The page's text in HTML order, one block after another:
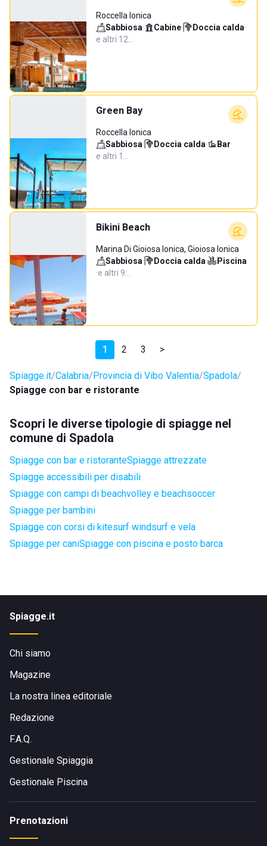
Roccella Ionica
Sabbiosa· Cabine· Doccia calda·
e altri 12…
Green Bay
Roccella Ionica
Sabbiosa· Doccia calda· Bar·
e altri 1…
Bikini Beach
Marina Di Gioiosa Ionica, Gioiosa Ionica
Sabbiosa· Doccia calda·
Piscina
·e altri 9…
1 2 3 >
Spiagge.it Calabria Provincia di Vibo Valentia Spadola
Spiagge con bar e ristorante
Scopri le diverse tipologie di spiagge nel
comune di Spadola
Spiagge con bar e ristoranteSpiagge attrezzate
Spiagge accessibili per disabili
Spiagge con campi di beachvolley e beachsoccer
Spiagge per bambini
Spiagge con corsi di kitesurf windsurf e vela
Spiagge per caniSpiagge con piscina e posto barca
Spiagge.it
Chi siamo
Magazine
La nostra linea editoriale
Redazione
F.A.Q.
Gestionale Spiaggia
Gestionale Piscina
Prenotazioni